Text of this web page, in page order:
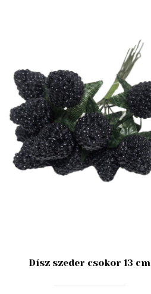
Dísz szeder csokor 13 cm